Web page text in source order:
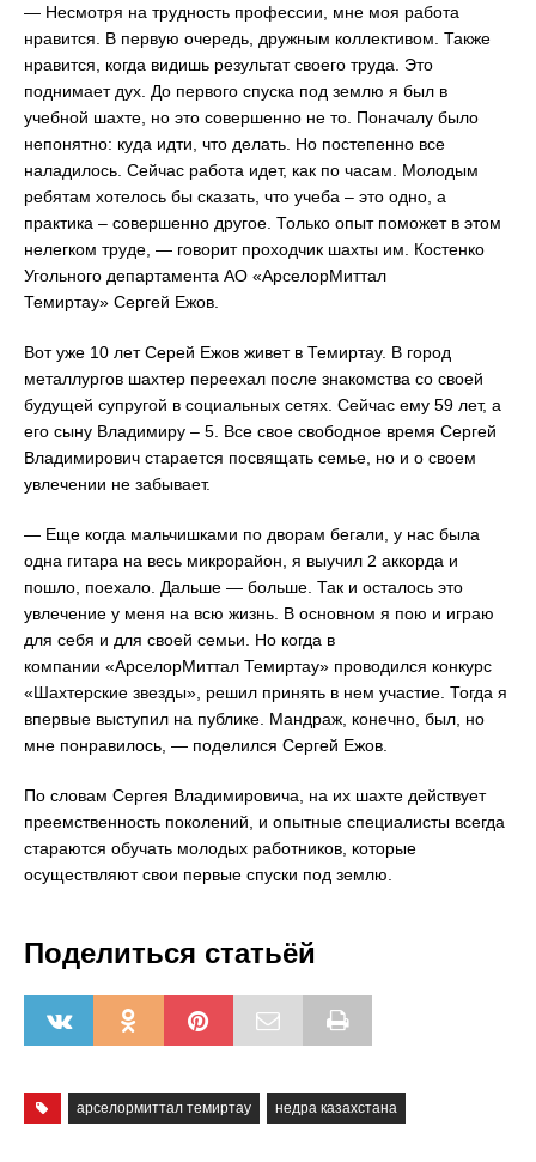
— Несмотря на трудность профессии, мне моя работа
нравится. В первую очередь, дружным коллективом. Также
нравится, когда видишь результат своего труда. Это
поднимает дух. До первого спуска под землю я был в
учебной шахте, но это совершенно не то. Поначалу было
непонятно: куда идти, что делать. Но постепенно все
наладилось. Сейчас работа идет, как по часам. Молодым
ребятам хотелось бы сказать, что учеба – это одно, а
практика – совершенно другое. Только опыт поможет в этом
нелегком труде, — говорит проходчик шахты им. Костенко
Угольного департамента АО «АрселорМиттал
Темиртау» Сергей Ежов.
Вот уже 10 лет Серей Ежов живет в Темиртау. В город
металлургов шахтер переехал после знакомства со своей
будущей супругой в социальных сетях. Сейчас ему 59 лет, а
его сыну Владимиру – 5. Все свое свободное время Сергей
Владимирович старается посвящать семье, но и о своем
увлечении не забывает.
— Еще когда мальчишками по дворам бегали, у нас была
одна гитара на весь микрорайон, я выучил 2 аккорда и
пошло, поехало. Дальше — больше. Так и осталось это
увлечение у меня на всю жизнь. В основном я пою и играю
для себя и для своей семьи. Но когда в
компании «АрселорМиттал Темиртау» проводился конкурс
«Шахтерские звезды», решил принять в нем участие. Тогда я
впервые выступил на публике. Мандраж, конечно, был, но
мне понравилось, — поделился Сергей Ежов.
По словам Сергея Владимировича, на их шахте действует
преемственность поколений, и опытные специалисты всегда
стараются обучать молодых работников, которые
осуществляют свои первые спуски под землю.
Поделиться статьёй
арселормиттал темиртау недра казахстана